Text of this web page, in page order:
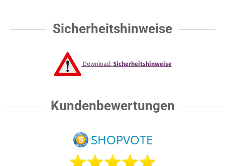
Sicherheitshinweise
Download:Sicherheitshinweise
Kundenbewertungen